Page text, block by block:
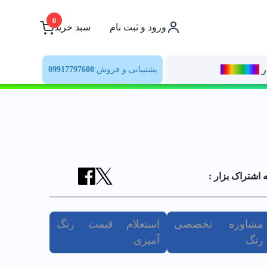
ورود و ثبت نام سبد خرید
0
پشتیبانی و فروش:09917797600
اشتراک بزار :
مشاوره تخصصی
رنگ
استعلام قیمت رنگ
آمیزی